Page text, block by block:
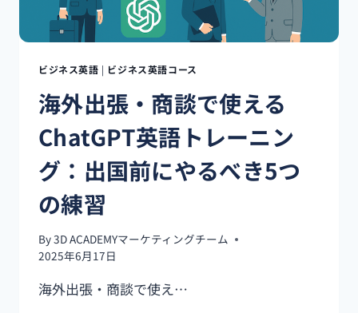
ビジネス英語 | ビジネス英語コース
海外出張・商談で使える
ChatGPT英語トレーニン
グ：出国前にやるべき5つ
の練習
By3D ACADEMYマーケティングチーム
2025年6月17日
海外出張・商談で使え…